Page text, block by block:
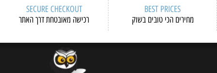
BEST PRICES
מחירים הכי טובים בשוק
SECURE CHECKOUT
רכישה מאובטחת דרך האתר